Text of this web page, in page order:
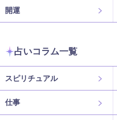
開運
占いコラム一覧
スピリチュアル
仕事